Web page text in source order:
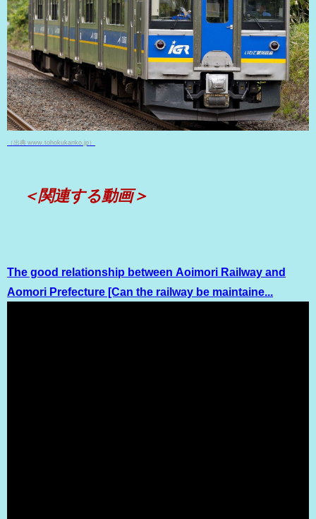
（出典 www.tohokukanko.jp）
＜関連する動画＞
The good relationship between Aoimori Railway and
Aomori Prefecture [Can the railway be maintaine...